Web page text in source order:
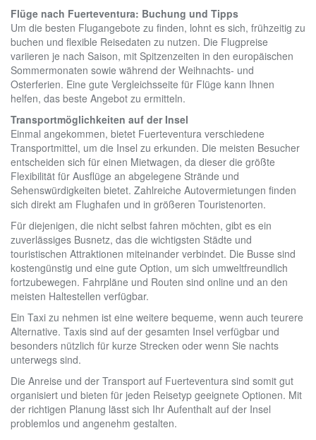
Flüge nach Fuerteventura: Buchung und Tipps
Um die besten Flugangebote zu finden, lohnt es sich, frühzeitig zu
buchen und flexible Reisedaten zu nutzen. Die Flugpreise
variieren je nach Saison, mit Spitzenzeiten in den europäischen
Sommermonaten sowie während der Weihnachts- und
Osterferien. Eine gute Vergleichsseite für Flüge kann Ihnen
helfen, das beste Angebot zu ermitteln.
Transportmöglichkeiten auf der Insel
Einmal angekommen, bietet Fuerteventura verschiedene
Transportmittel, um die Insel zu erkunden. Die meisten Besucher
entscheiden sich für einen Mietwagen, da dieser die größte
Flexibilität für Ausflüge an abgelegene Strände und
Sehenswürdigkeiten bietet. Zahlreiche Autovermietungen finden
sich direkt am Flughafen und in größeren Touristenorten.
Für diejenigen, die nicht selbst fahren möchten, gibt es ein
zuverlässiges Busnetz, das die wichtigsten Städte und
touristischen Attraktionen miteinander verbindet. Die Busse sind
kostengünstig und eine gute Option, um sich umweltfreundlich
fortzubewegen. Fahrpläne und Routen sind online und an den
meisten Haltestellen verfügbar.
Ein Taxi zu nehmen ist eine weitere bequeme, wenn auch teurere
Alternative. Taxis sind auf der gesamten Insel verfügbar und
besonders nützlich für kurze Strecken oder wenn Sie nachts
unterwegs sind.
Die Anreise und der Transport auf Fuerteventura sind somit gut
organisiert und bieten für jeden Reisetyp geeignete Optionen. Mit
der richtigen Planung lässt sich Ihr Aufenthalt auf der Insel
problemlos und angenehm gestalten.